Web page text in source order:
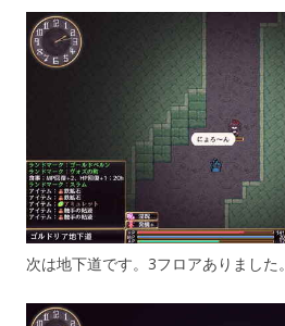
次は地下道です。3フロアありました。